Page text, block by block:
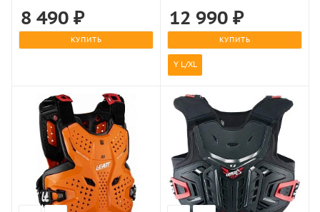
8 490 ₽
КУПИТЬ
12 990 ₽
КУПИТЬ
Y L/XL